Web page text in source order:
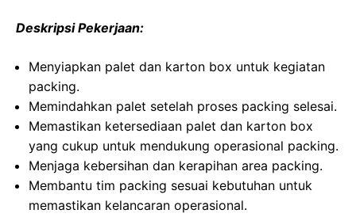
Deskripsi Pekerjaan:
Menyiapkan palet dan karton box untuk kegiatan
packing.
Memindahkan palet setelah proses packing selesai.
Memastikan ketersediaan palet dan karton box
yang cukup untuk mendukung operasional packing.
Menjaga kebersihan dan kerapihan area packing.
Membantu tim packing sesuai kebutuhan untuk
memastikan kelancaran operasional.